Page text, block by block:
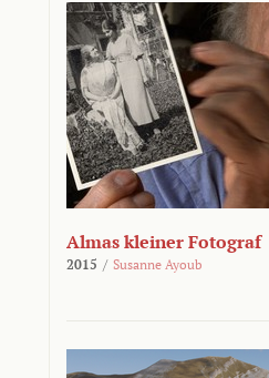
Almas kleiner Fotograf
2015 / Susanne Ayoub